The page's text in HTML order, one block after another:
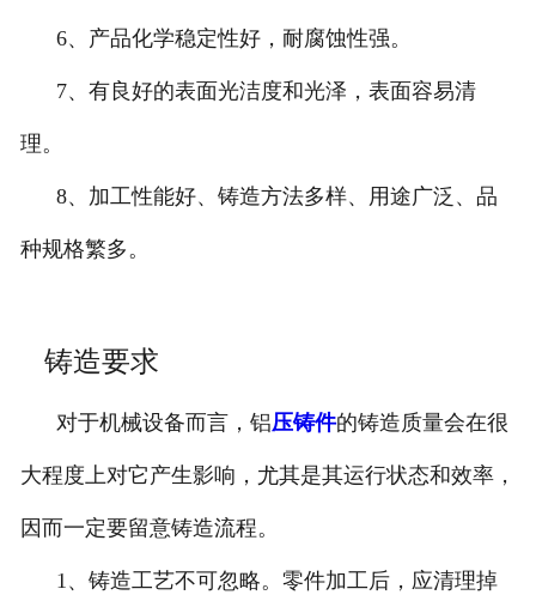
6、产品化学稳定性好，耐腐蚀性强。
7、有良好的表面光洁度和光泽，表面容易清
理。
8、加工性能好、铸造方法多样、用途广泛、品
种规格繁多。
铸造要求
对于机械设备而言，铝压铸件的铸造质量会在很
大程度上对它产生影响，尤其是其运行状态和效率，
因而一定要留意铸造流程。
1、铸造工艺不可忽略。零件加工后，应清理掉